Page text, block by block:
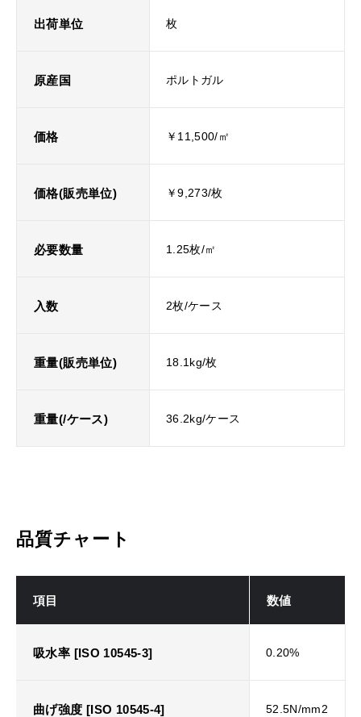
出荷単位 枚
原産国 ポルトガル
価格 ￥11,500/㎡
価格(販売単位) ￥9,273/枚
必要数量 1.25枚/㎡
入数 2枚/ケース
重量(販売単位) 18.1kg/枚
重量(/ケース) 36.2kg/ケース
品質チャート
項目 数値
吸水率 [ISO 10545-3] 0.20%
曲げ強度 [ISO 10545-4] 52.5N/mm2